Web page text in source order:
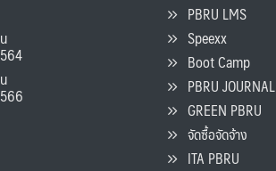
PBRU LMS
Speexx
Boot Camp
PBRU JOURNAL
GREEN PBRU
จัดซื้อจัดจ้าง
ITA PBRU